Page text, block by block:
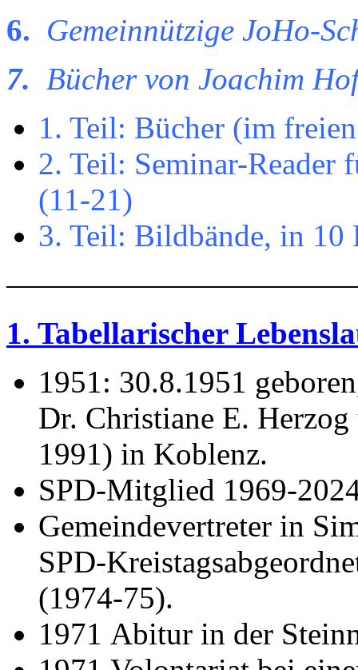
6. Gemeinnützige JoHo-
7. Bücher von Joachim
1. Teil: Bücher (im
2. Teil: Seminar-
(11-21)
3. Teil: Bildbände, in 10
1. Tabellarischer
1951: 30.8.1951
Dr. Christiane E.
1991) in Koblenz.
SPD-Mitglied 1969-
Gemeindevertreter in
SPD-
(1974-75).
1971 Abitur in der